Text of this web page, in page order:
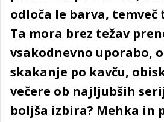
odloča le barva,
Ta mora brez težav
vsakodnevno uporabo,
skakanje po kavču,
večere ob najljubših
boljša izbira? Mehka in